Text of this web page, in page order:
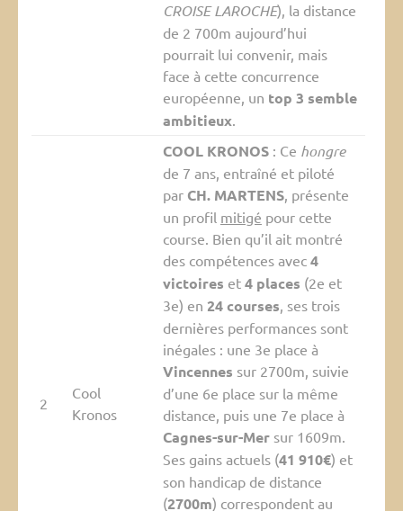
CROISE LAROCHE), la distance
de 2 700m aujourd’hui
pourrait lui convenir, mais
face à cette concurrence
européenne, un top 3 semble
ambitieux.
2
Cool
Kronos
COOL KRONOS: Ce hongre
de 7 ans, entraîné et piloté
par CH. MARTENS, présente
un profil mitigé pour cette
course. Bien qu’il ait montré
des compétences avec 4
victoires et 4 places (2e et
3e) en 24 courses, ses trois
dernières performances sont
inégales : une 3e place à
Vincennes sur 2700m, suivie
d’une 6e place sur la même
distance, puis une 7e place à
Cagnes-sur-Mersur 1609m.
Ses gains actuels (41 910€) et
son handicap de distance
(2700m) correspondent au